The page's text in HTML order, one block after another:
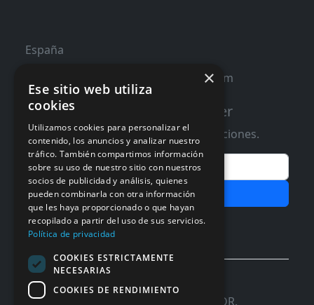
España
contacto@distribucioninformatica.com
Suscribete a nuestro Newsletter
Te informaremos de ofertas y promociones.
Email
Subscribir
Aceptar Politica dePrivacidad
© 2026 InforSystem Programacion y
Aplicaciones, S.L. CIF: B54337985 | C/DR.
×
Ese sitio web utiliza
cookies
Utilizamos cookies para personalizar el
contenido, los anuncios y analizar nuestro
tráfico. También compartimos información
sobre su uso de nuestro sitio con nuestros
socios de publicidad y análisis, quienes
pueden combinarla con otra información
que les haya proporcionado o que hayan
recopilado a partir del uso de sus servicios.
Política de privacidad
COOKIES ESTRICTAMENTE
NECESARIAS
COOKIES DE RENDIMIENTO